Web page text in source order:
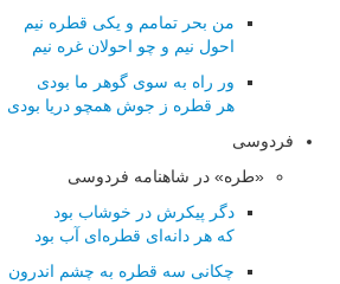
من بحر تمامم و یکی قطره نیم
احول نیم و چو احولان غره نیم
ور راه به سوی گوهر ما بودی
هر قطره ز جوش همچو دریا بودی
فردوسی
«طره» در شاهنامه فردوسی
دگر پیکرش در خوشاب بود
که هر دانه‌ای قطره‌ای آب بود
چکانی سه قطره به چشم اندرون